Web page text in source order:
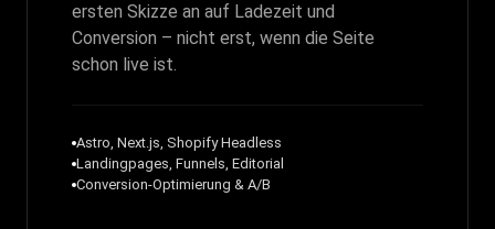
ersten Skizze an auf Ladezeit und
Conversion – nicht erst, wenn die Seite
schon live ist.
Astro, Next.js, Shopify Headless
Landingpages, Funnels, Editorial
Conversion-Optimierung & A/B